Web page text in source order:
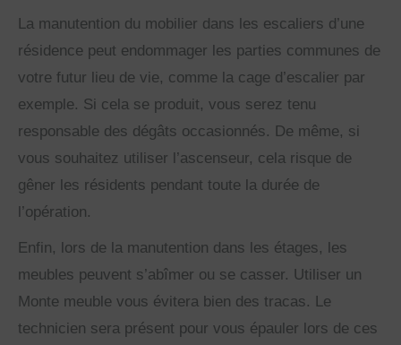
La manutention du mobilier dans les escaliers d’une
résidence peut endommager les parties communes de
votre futur lieu de vie, comme la cage d’escalier par
exemple. Si cela se produit, vous serez tenu
responsable des dégâts occasionnés. De même, si
vous souhaitez utiliser l’ascenseur, cela risque de
gêner les résidents pendant toute la durée de
l’opération.
Enfin, lors de la manutention dans les étages, les
meubles peuvent s’abîmer ou se casser. Utiliser un
Monte meuble vous évitera bien des tracas. Le
technicien sera présent pour vous épauler lors de ces